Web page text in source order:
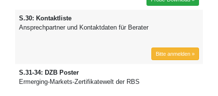
S.30: Kontaktliste
Ansprechpartner und Kontaktdaten für Berater
Bitte anmelden »
S.31-34: DZB Poster
Ermerging-Markets-Zertifikatewelt der RBS